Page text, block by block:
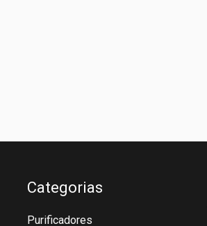
Categorias
Purificadores